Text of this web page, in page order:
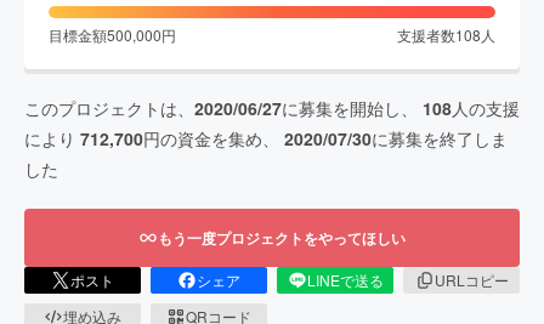
目標金額500,000円 支援者数108 人
このプロジェクトは、 2020/06/27に募集を開始し、 108人の支援
により 712,700円の資金を集め、 2020/07/30に募集を終了しま
した
もう一度プロジェクトをやってほしい
ポスト シェア LINEで送る
URLコピー
埋め込み
QRコード